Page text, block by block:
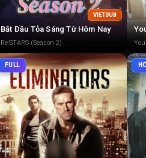
VIETSUB
Bắt Đầu Tỏa Sáng Từ Hôm Nay
Re:STARS (Season 2)
FULL